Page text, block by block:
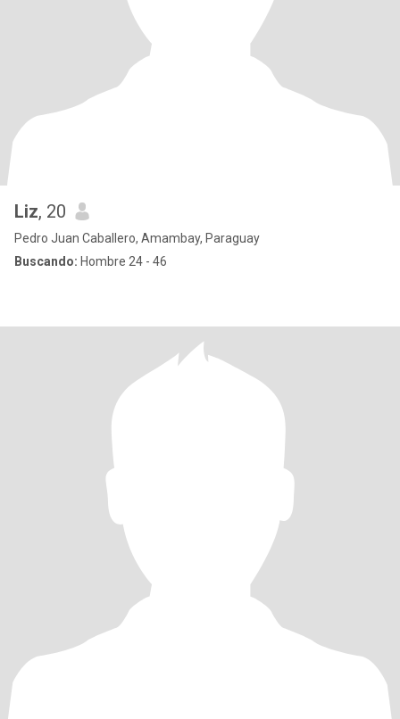
Liz, 20
Pedro Juan Caballero, Amambay, Paraguay
Buscando: Hombre 24 - 46